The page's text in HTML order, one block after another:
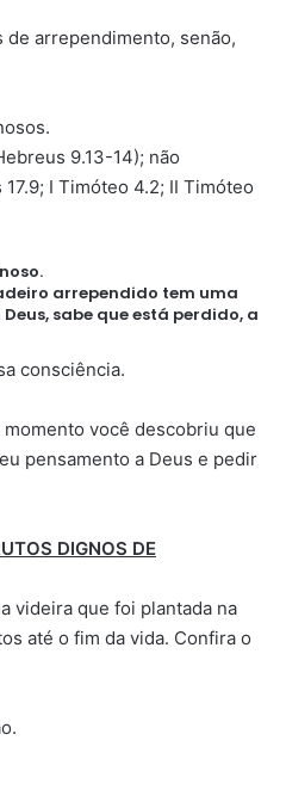
de arrependimento, senão,
9.13-14); não
I Timóteo 4.2; II Timóteo
arrependido tem uma
sabe que está perdido, a
consciência.
você descobriu que
pensamento a Deus e pedir
DIGNOS DE
videira que foi plantada na
até o fim da vida. Confira o